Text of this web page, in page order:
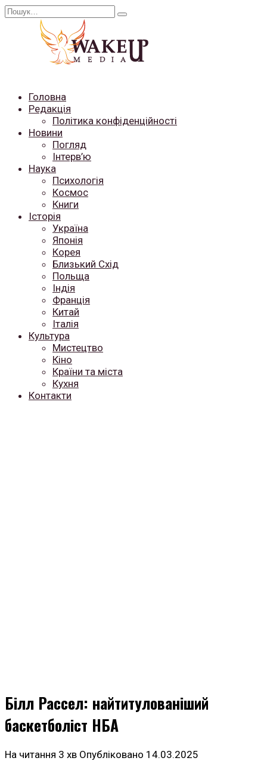
Перейти
Search
Головна
Редакція
Політика конфіденційності
Новини
Погляд
Інтерв’ю
Наука
Психологія
Космос
Книги
Історія
Україна
Японія
Корея
Близький Схід
Польща
Індія
Франція
Китай
Італія
Культура
Мистецтво
Кіно
Країни та міста
Кухня
Контакти
Білл Рассел: найтитулованіший
баскетболіст НБА
На читання 3 хв Опубліковано 14.03.2025